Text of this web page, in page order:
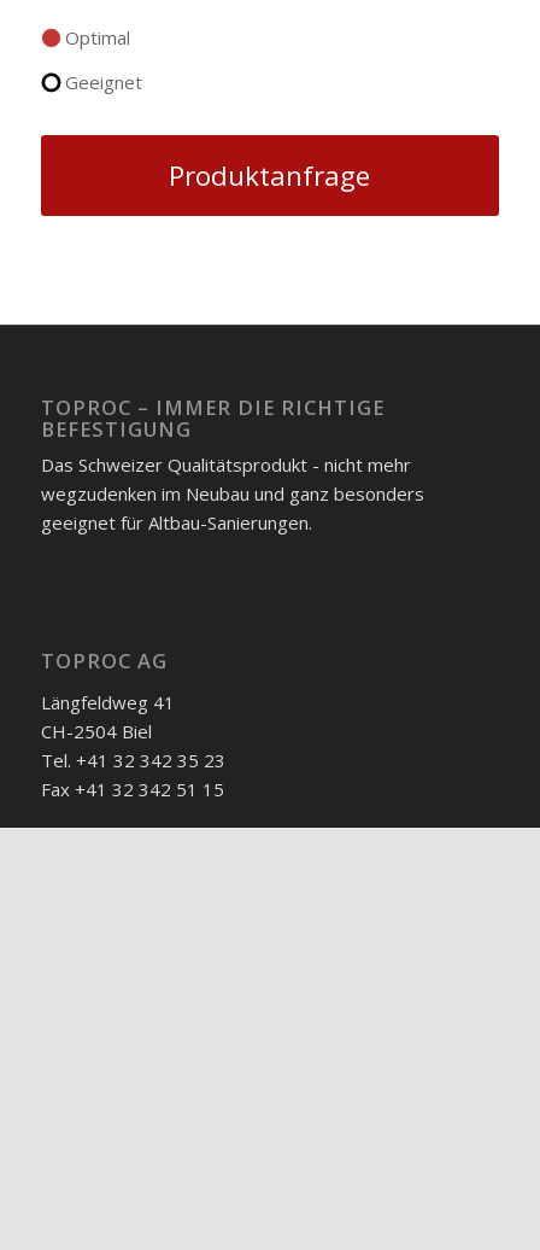
Optimal
Geeignet
Produktanfrage
TOPROC – IMMER DIE RICHTIGE
BEFESTIGUNG
Das Schweizer Qualitätsprodukt - nicht mehr
wegzudenken im Neubau und ganz besonders
geeignet für Altbau-Sanierungen.
TOPROC AG
Längfeldweg 41
CH-2504 Biel
Tel. +41 32 342 35 23
Fax +41 32 342 51 15